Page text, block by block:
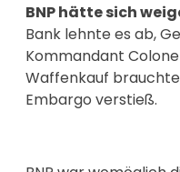
BNP hätte sich
Bank lehnte es ab,
Kommandant
Waffenkauf
Embargo verstieß.